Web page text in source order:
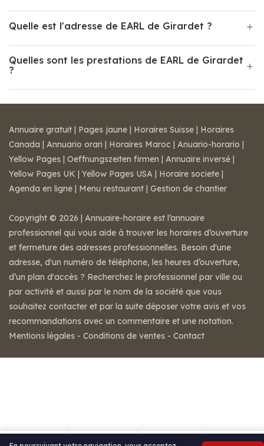
Quelle est l'adresse de EARL de Girardet ?
Quelles sont les prestations de EARL de Girardet
?
Annuaire gratuit | Pages jaune | Horaires Suisse | Horaires
Canada | Annuario orari | Horaires Maroc | Anuario-horario |
Yellow Pages | Oeffnungszeiten firmen | Annuaire inversé |
Yellow Pages UK | Yellow Pages USA | Horaire societe |
Agenda en ligne | Menu restaurant | Gestion de chantier
Copyright © 2026 | Annuaire-horaire est l’annuaire
professionnel qui vous aide à trouver les horaires d’ouverture
et fermeture des adresses professionnelles. Besoin d'une
adresse, d'un numéro de téléphone, les heures d’ouverture,
d’un plan d'accès ? Recherchez le professionnel par ville ou
par activité et aussi par le nom de la société que vous
souhaitez contacter et par la suite déposer votre avis et vos
recommandations avec un commentaire et une notation.
Mentions légales - Conditions de ventes - Contact